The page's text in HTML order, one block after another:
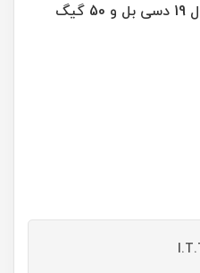
دوقلو و دو عدد آنتن اکسترنال 19 دسی بل و 50 گیگ